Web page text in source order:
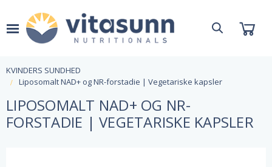
KVINDERS SUNDHED
Liposomalt NAD+ og NR-forstadie | Vegetariske kapsler
LIPOSOMALT NAD+ OG NR-
FORSTADIE | VEGETARISKE KAPSLER